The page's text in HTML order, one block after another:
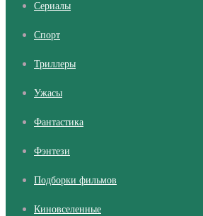
Сериалы
Cпорт
Триллеры
Ужасы
Фантастика
Фэнтези
Подборки фильмов
Киновселенные